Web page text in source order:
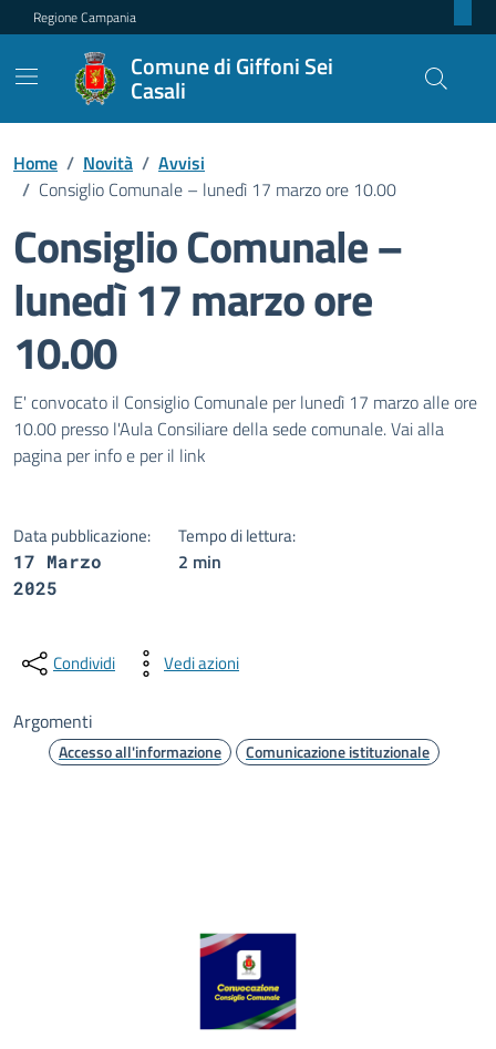
Regione Campania
Comune di Giffoni Sei
Casali
Home / Novità / Avvisi
/ Consiglio Comunale – lunedì 17 marzo ore 10.00
Consiglio Comunale –
lunedì 17 marzo ore
10.00
Dettagli della notizia
E' convocato il Consiglio Comunale per lunedì 17 marzo alle ore
10.00 presso l'Aula Consiliare della sede comunale. Vai alla
pagina per info e per il link
Data pubblicazione:
17 Marzo
2025
Tempo di lettura:
2 min
Condividi Vedi azioni
Argomenti
Accesso all'informazione Comunicazione istituzionale